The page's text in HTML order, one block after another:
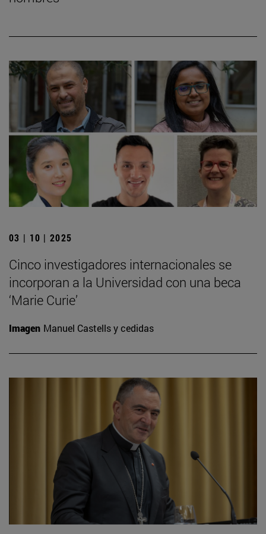
03 | 10 | 2025
Cinco investigadores internacionales se
incorporan a la Universidad con una beca
‘Marie Curie’
Imagen Manuel Castells y cedidas